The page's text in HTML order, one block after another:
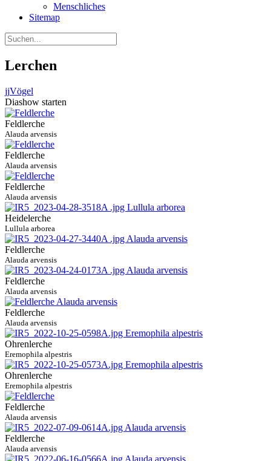
Menschliches
Sitemap
Lerchen
jjVögel
Diashow starten
Feldlerche
Alauda arvensis
Feldlerche
Alauda arvensis
Feldlerche
Alauda arvensis
Heidelerche
Lullula arborea
Feldlerche
Alauda arvensis
Feldlerche
Alauda arvensis
Feldlerche
Alauda arvensis
Ohrenlerche
Eremophila alpestris
Ohrenlerche
Eremophila alpestris
Feldlerche
Alauda arvensis
Feldlerche
Alauda arvensis